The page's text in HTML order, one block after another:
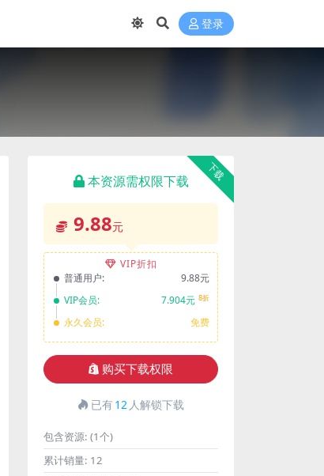
登录
下载
本资源需权限下载
9.88元
VIP折扣
普通用户:
9.88元
VIP会员:
7.904元 8折
永久会员: 免费
购买下载权限
已有12 人解锁下载
包含资源: (1个)
累计销量: 12